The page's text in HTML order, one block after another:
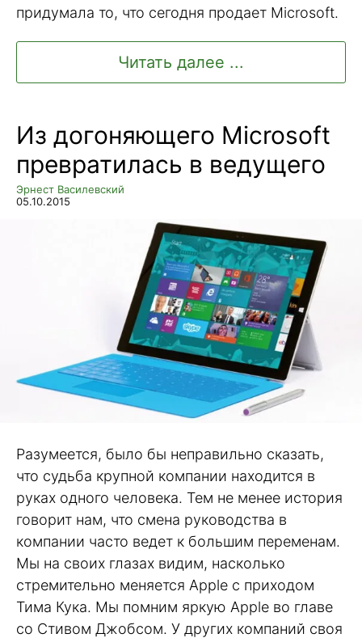
придумала то, что сегодня продает Microsoft.
Читать далее ...
Из догоняющего Microsoft
превратилась в ведущего
Эрнест Василевский
05.10.2015
Разумеется, было бы неправильно сказать,
что судьба крупной компании находится в
руках одного человека. Тем не менее история
говорит нам, что смена руководства в
компании часто ведет к большим переменам.
Мы на своих глазах видим, насколько
стремительно меняется Apple с приходом
Тима Кука. Мы помним яркую Apple во главе
со Стивом Джобсом. У других компаний своя